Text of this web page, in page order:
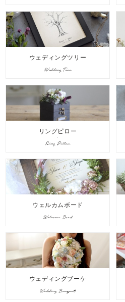
ウェディングツリー
Wedding Tree
リングピロー
Ring Pillow
ウェルカムボード
Welcome Bord
ウェディングブーケ
Wedding Bouquet